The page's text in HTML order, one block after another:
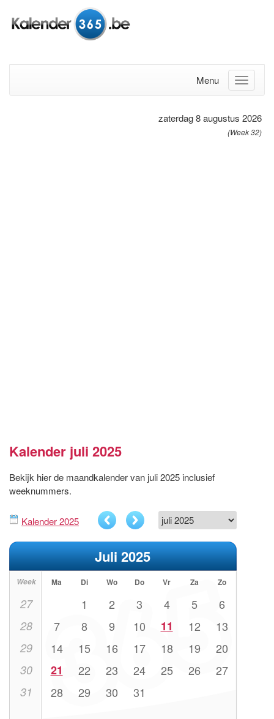
Menu
zaterdag 8 augustus 2026
(Week 32)
Kalender juli 2025
Bekijk hier de maandkalender van juli 2025 inclusief
weeknummers.
Kalender 2025
Juli 2025
Week Ma Di Wo Do Vr Za Zo
27 1 2 3 4 5 6
28 7 8 9 10 11 12 13
29 14 15 16 17 18 19 20
30 21 22 23 24 25 26 27
31 28 29 30 31